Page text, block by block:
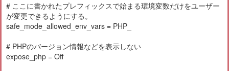
# ここに書かれたプレフィックスで始まる環境変数だけをユーザー
が変更できるようにする。
safe_mode_allowed_env_vars = PHP_
# PHPのバージョン情報などを表示しない
expose_php = Off